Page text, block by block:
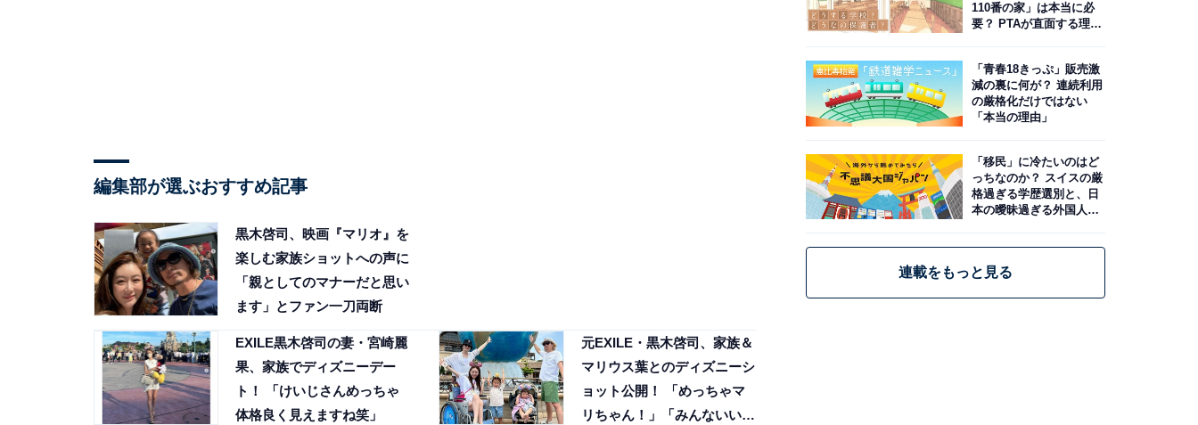
編集部が選ぶおすすめ記事
黒木啓司、映画『マリオ』を
楽しむ家族ショットへの声に
「親としてのマナーだと思い
ます」とファン一刀両断
EXILE黒木啓司の妻・宮崎麗
果、家族でディズニーデー
ト！ 「けいじさんめっちゃ
体格良く見えますね笑」
元EXILE・黒木啓司、家族＆
マリウス葉とのディズニーシ
ョット公開！ 「めっちゃマ
リちゃん！」「みんないい笑
110番の家」は本当に必
要？ PTAが直面する理想
「青春18きっぷ」販売激
減の裏に何が？ 連続利用
の厳格化だけではない
「本当の理由」
「移民」に冷たいのはど
っちなのか？ スイスの厳
格過ぎる学歴選別と、日
本の曖昧過ぎる外国人政
連載をもっと見る